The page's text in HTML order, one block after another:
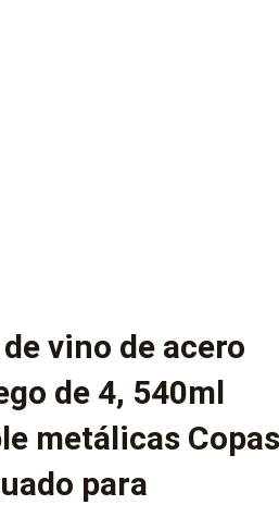
de vino de acero
de 4, 540ml
metálicas Copas
para